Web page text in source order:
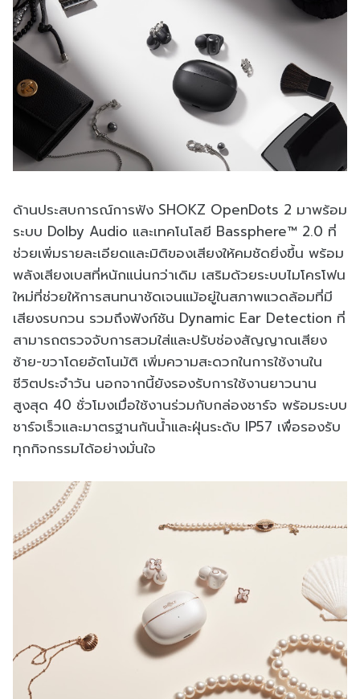
ด้านประสบการณ์การฟัง SHOKZ OpenDots 2 มาพร้อม
ระบบ Dolby Audio และเทคโนโลยี Bassphere™ 2.0 ที่
ช่วยเพิ่มรายละเอียดและมิติของเสียงให้คมชัดยิ่งขึ้น พร้อม
พลังเสียงเบสที่หนักแน่นกว่าเดิม เสริมด้วยระบบไมโครโฟน
ใหม่ที่ช่วยให้การสนทนาชัดเจนแม้อยู่ในสภาพแวดล้อมที่มี
เสียงรบกวน รวมถึงฟังก์ชัน Dynamic Ear Detection ที่
สามารถตรวจจับการสวมใส่และปรับช่องสัญญาณเสียง
ซ้าย-ขวาโดยอัตโนมัติ เพิ่มความสะดวกในการใช้งานใน
ชีวิตประจำวัน นอกจากนี้ยังรองรับการใช้งานยาวนาน
สูงสุด 40 ชั่วโมงเมื่อใช้งานร่วมกับกล่องชาร์จ พร้อมระบบ
ชาร์จเร็วและมาตรฐานกันน้ำและฝุ่นระดับ IP57 เพื่อรองรับ
ทุกกิจกรรมได้อย่างมั่นใจ